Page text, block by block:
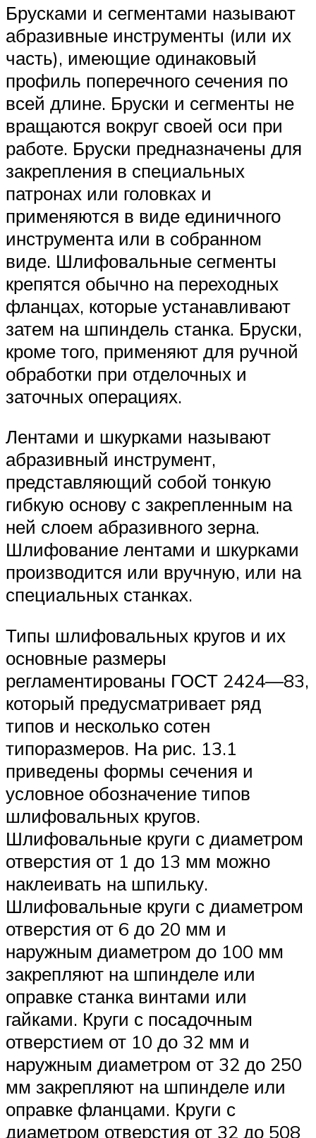
Брусками и сегментами называют
абразивные инструменты (или их
часть), имеющие одинаковый
профиль поперечного сечения по
всей длине. Бруски и сегменты не
вращаются вокруг своей оси при
работе. Бруски предназначены для
закрепления в специальных
патронах или головках и
применяются в виде единичного
инструмента или в собранном
виде. Шлифовальные сегменты
крепятся обычно на переходных
фланцах, которые устанавливают
затем на шпиндель станка. Бруски,
кроме того, применяют для ручной
обработки при отделочных и
заточных операциях.
Лентами и шкурками называют
абразивный инструмент,
представляющий собой тонкую
гибкую основу с закрепленным на
ней слоем абразивного зерна.
Шлифование лентами и шкурками
производится или вручную, или на
специальных станках.
Типы шлифовальных кругов и их
основные размеры
регламентированы ГОСТ 2424—83,
который предусматривает ряд
типов и несколько сотен
типоразмеров. На рис. 13.1
приведены формы сечения и
условное обозначение типов
шлифовальных кругов.
Шлифовальные круги с диаметром
отверстия от 1 до 13 мм можно
наклеивать на шпильку.
Шлифовальные круги с диаметром
отверстия от 6 до 20 мм и
наружным диаметром до 100 мм
закрепляют на шпинделе или
оправке станка винтами или
гайками. Круги с посадочным
отверстием от 10 до 32 мм и
наружным диаметром от 32 до 250
мм закрепляют на шпинделе или
оправке фланцами. Круги с
диаметром отверстия от 32 до 508